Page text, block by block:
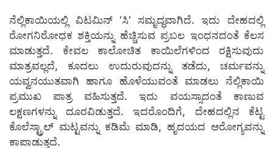
ನೆಲ್ಲಿಕಾಯಿಯಲ್ಲಿ ವಿಟಮಿನ್ ‘ಸಿ’ ಸಮೃದ್ಧವಾಗಿದೆ. ಇದು ದೇಹದಲ್ಲಿ
ರೋಗನಿರೋಧಕ ಶಕ್ತಿಯನ್ನು ಹೆಚ್ಚಿಸುವ ಪ್ರಬಲ ಇಂಧನದಂತೆ ಕೆಲಸ
ಮಾಡುತ್ತದೆ. ಕೇವಲ ಕಾಲೋಚಿತ ಕಾಯಿಲೆಗಳಿಂದ ರಕ್ಷಿಸುವುದು
ಮಾತ್ರವಲ್ಲದೆ, ಕೂದಲು ಉದುರುವುದನ್ನು ತಡೆದು, ಚರ್ಮವನ್ನು
ಯವ್ವನಯುತವಾಗಿ ಹಾಗೂ ಹೊಳೆಯುವಂತೆ ಮಾಡಲು ನೆಲ್ಲಿಕಾಯಿ
ಪ್ರಮುಖ ಪಾತ್ರ ವಹಿಸುತ್ತದೆ. ಇದು ವಯಸ್ಸಾದಂತೆ ಕಾಣುವ
ಲಕ್ಷಣಗಳನ್ನು ದೂರವಿಡುತ್ತದೆ. ಇದರೊಂದಿಗೆ, ದೇಹದಲ್ಲಿನ ಕೆಟ್ಟ
ಕೊಲೆಸ್ಟ್ರಾಲ್ ಮಟ್ಟವನ್ನು ಕಡಿಮೆ ಮಾಡಿ, ಹೃದಯದ ಆರೋಗ್ಯವನ್ನು
ಕಾಪಾಡುತ್ತದೆ.